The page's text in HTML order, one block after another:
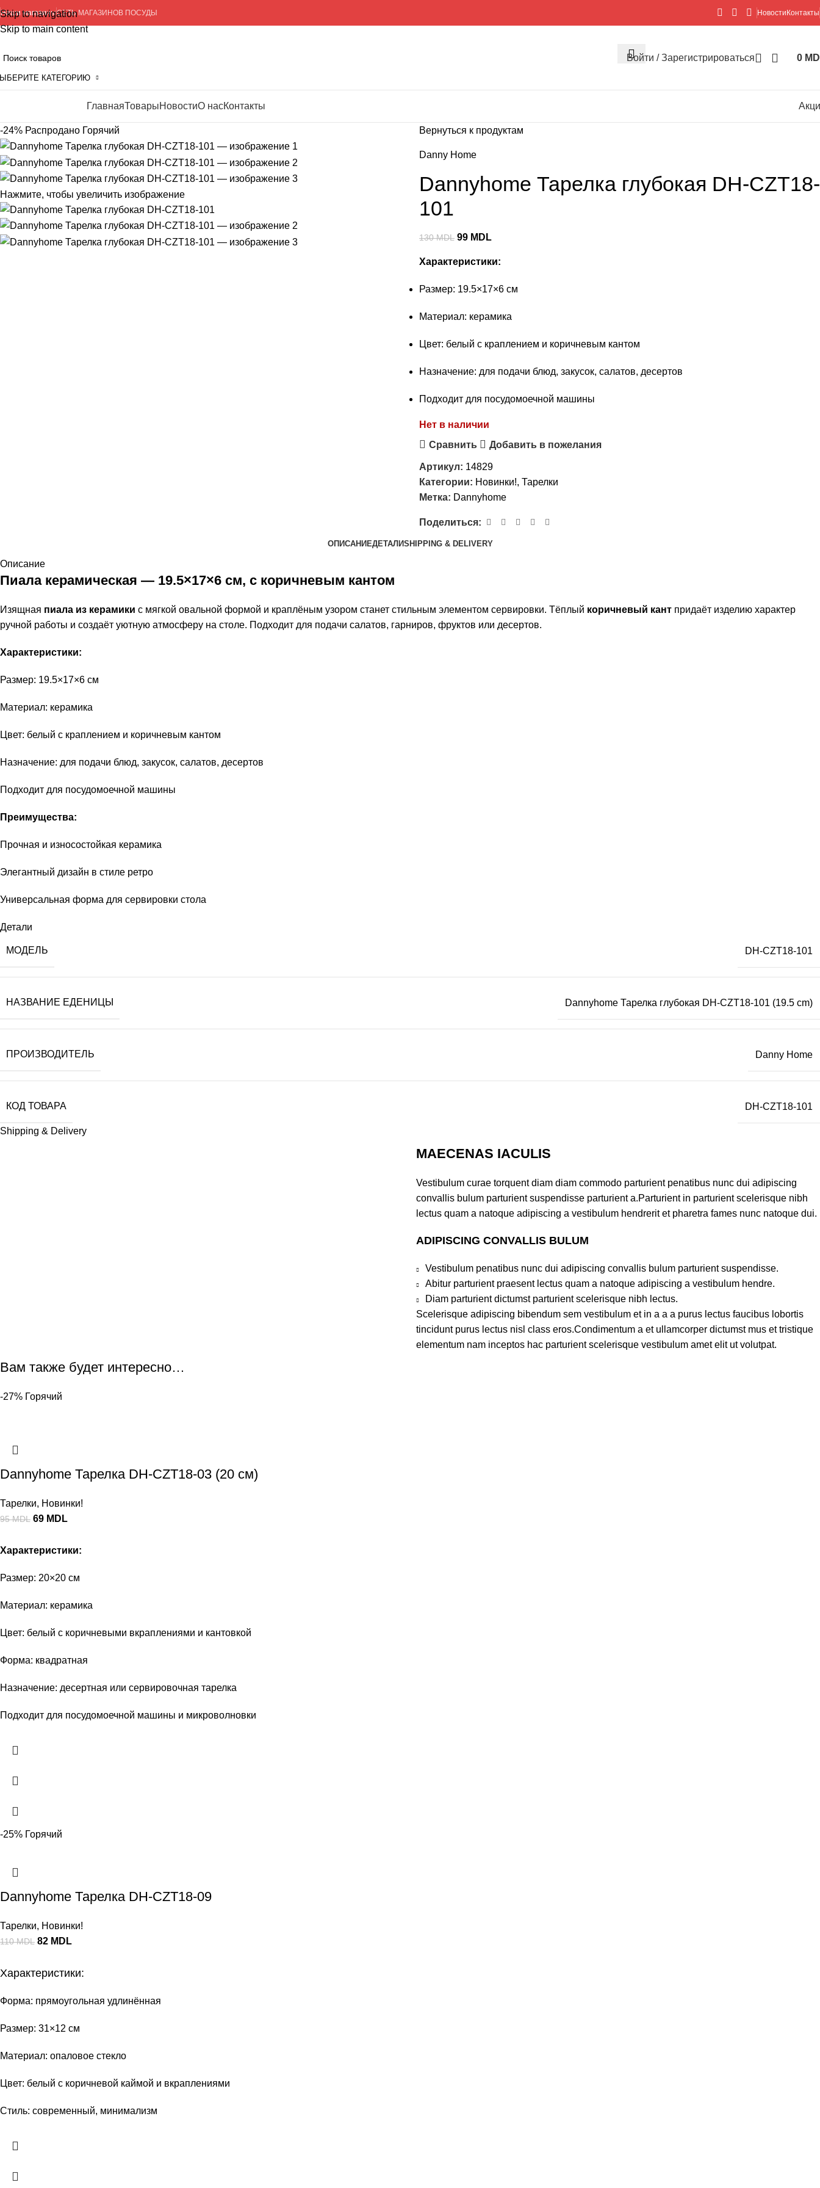
Skip to navigation
Skip to main content
Наши магазиныСЕТЬ МАГАЗИНОВ ПОСУДЫ Новости Контакты
КАТЕГОРИЮ
Войти / Зарегистрироваться 0
ГлавнаяТоварыНовостиО насКонтакты
-24% Распродано Горячий
Нажмите, чтобы увеличить изображение
Вернуться к продуктам
Danny Home
Dannyhome Тарелка глубокая DH-CZT18-
101
130MDL 99 MDL
Характеристики:
Размер: 19.5×17×6 см
Материал: керамика
Цвет: белый с краплением и коричневым кантом
Назначение: для подачи блюд, закусок, салатов, десертов
Подходит для посудомоечной машины
Нет в наличии
Сравнить
Добавить в пожелания
Артикул: 14829
Категории: Новинки!, Тарелки
Метка: Dannyhome
Поделиться:
ОПИСАНИЕДЕТАЛИSHIPPING & DELIVERY
Описание
Пиала керамическая — 19.5×17×6 см, с коричневым кантом
Изящная пиала из керамики с мягкой овальной формой и краплёным узором станет стильным элементом сервировки. Тёплый коричневый кант придаёт изделию характер
ручной работы и создаёт уютную атмосферу на столе. Подходит для подачи салатов, гарниров, фруктов или десертов.
Характеристики:
Размер: 19.5×17×6 см
Материал: керамика
Цвет: белый с краплением и коричневым кантом
Назначение: для подачи блюд, закусок, салатов, десертов
Подходит для посудомоечной машины
Преимущества:
Прочная и износостойкая керамика
Элегантный дизайн в стиле ретро
Универсальная форма для сервировки стола
Детали
МОДЕЛЬ DH-CZT18-101
НАЗВАНИЕ ЕДЕНИЦЫ Dannyhome Тарелка глубокая DH-CZT18-101 (19.5 cm)
ПРОИЗВОДИТЕЛЬ Danny Home
КОД ТОВАРА DH-CZT18-101
Shipping & Delivery
MAECENAS IACULIS
Vestibulum curae torquent diam diam commodo parturient penatibus nunc dui adipiscing
convallis bulum parturient suspendisse parturient a.Parturient in parturient scelerisque nibh
lectus quam a natoque adipiscing a vestibulum hendrerit et pharetra fames nunc natoque dui.
ADIPISCING CONVALLIS BULUM
Vestibulum penatibus nunc dui adipiscing convallis bulum parturient suspendisse.
Abitur parturient praesent lectus quam a natoque adipiscing a vestibulum hendre.
Diam parturient dictumst parturient scelerisque nibh lectus.
Scelerisque adipiscing bibendum sem vestibulum et in a a a purus lectus faucibus lobortis
tincidunt purus lectus nisl class eros.Condimentum a et ullamcorper dictumst mus et tristique
elementum nam inceptos hac parturient scelerisque vestibulum amet elit ut volutpat.
Вам также будет интересно…
-27% Горячий
Dannyhome Тарелка DH-CZT18-03 (20 cм)
Тарелки, Новинки!
95MDL 69 MDL
Характеристики:
Размер: 20×20 см
Материал: керамика
Цвет: белый с коричневыми вкраплениями и кантовкой
Форма: квадратная
Назначение: десертная или сервировочная тарелка
Подходит для посудомоечной машины и микроволновки
-25% Горячий
Dannyhome Тарелка DH-CZT18-09
Тарелки, Новинки!
110MDL 82 MDL
Характеристики:
Форма: прямоугольная удлинённая
Размер: 31×12 см
Материал: опаловое стекло
Цвет: белый с коричневой каймой и вкраплениями
Стиль: современный, минимализм